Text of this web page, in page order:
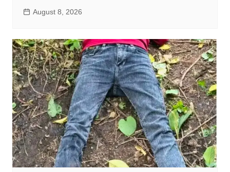
August 8, 2026